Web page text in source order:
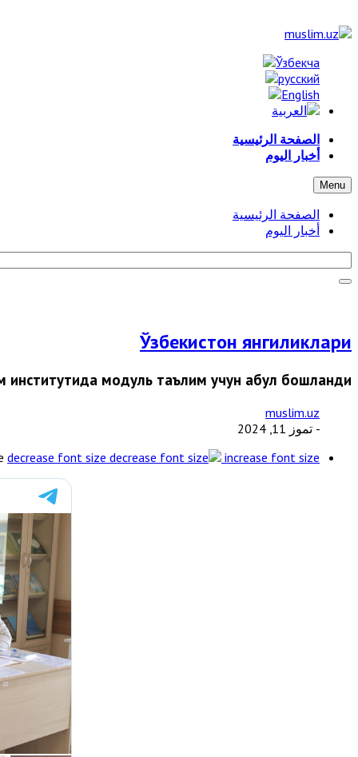
الصفحة الرئيسية
أخبار اليوم
Menu
الصفحة الرئيسية
أخبار اليوم
Ўзбекистон янгиликлари
институтида модуль таълим учун қабул бошланди
muslim.uz
- تموز 11, 2024
decrease font size increase font size